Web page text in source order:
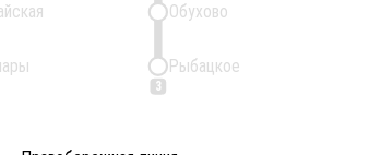
3
Рыбацкое
Обухово